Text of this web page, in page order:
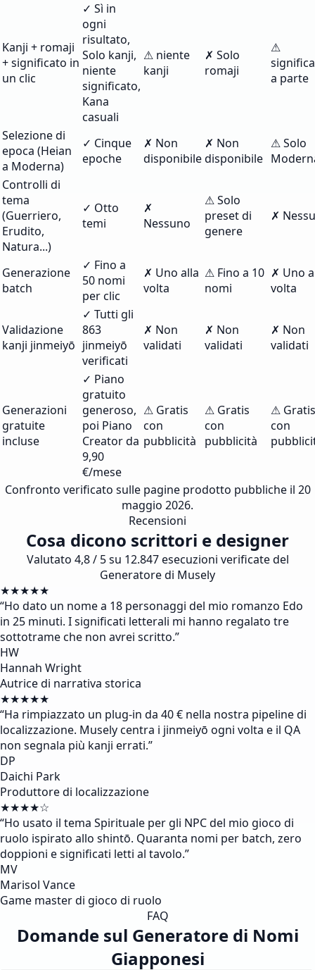
Kanji + romaji
+ significato in
un clic
✓ Sì in
ogni
risultato,
Solo kanji,
niente
significato,
Kana
casuali
⚠ niente
kanji
✗ Solo
romaji
⚠
a parte
Selezione di
epoca (Heian
a Moderna)
✓ Cinque
epoche
✗ Non
disponibile
✗ Non
disponibile
⚠ Solo
Controlli di
tema
(Guerriero,
Erudito,
Natura...)
✓ Otto
temi
✗
Nessuno
⚠ Solo
preset di
genere
✗
Generazione
batch
✓ Fino a
50 nomi
per clic
✗ Uno alla
volta
⚠ Fino a 10
nomi
✗ Uno
volta
Validazione
kanji jinmeiyō
✓ Tutti gli
863
jinmeiyō
verificati
✗ Non
validati
✗ Non
validati
✗ Non
validati
Generazioni
gratuite
incluse
✓ Piano
gratuito
generoso,
poi Piano
Creator da
9,90
€/mese
⚠ Gratis
con
pubblicità
⚠ Gratis
con
pubblicità
⚠ Gratis
con
Confronto verificato sulle pagine prodotto pubbliche il 20
maggio 2026.
Recensioni
Cosa dicono scrittori e designer
Valutato 4,8 / 5 su 12.847 esecuzioni verificate del
Generatore di Musely
★★★★★
“Ho dato un nome a 18 personaggi del mio romanzo Edo
in 25 minuti. I significati letterali mi hanno regalato tre
sottotrame che non avrei scritto.”
HW
Hannah Wright
Autrice di narrativa storica
★★★★★
“Ha rimpiazzato un plug-in da 40 € nella nostra pipeline di
localizzazione. Musely centra i jinmeiyō ogni volta e il QA
non segnala più kanji errati.”
DP
Daichi Park
Produttore di localizzazione
★★★★☆
“Ho usato il tema Spirituale per gli NPC del mio gioco di
ruolo ispirato allo shintō. Quaranta nomi per batch, zero
doppioni e significati letti al tavolo.”
MV
Marisol Vance
Game master di gioco di ruolo
FAQ
Domande sul Generatore di Nomi
Giapponesi